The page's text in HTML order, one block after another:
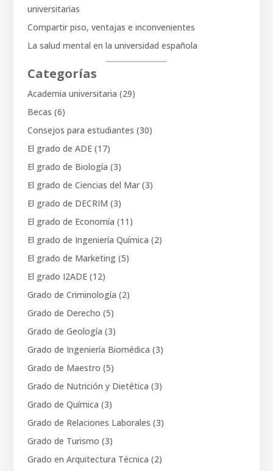
universitarias
Compartir piso, ventajas e inconvenientes
La salud mental en la universidad española
Categorías
Academia universitaria (29)
Becas (6)
Consejos para estudiantes (30)
El grado de ADE(17)
El grado de Biología (3)
El grado de Ciencias del Mar(3)
El grado de DECRIM (3)
El grado de Economía (11)
El grado de Ingeniería Química (2)
El grado de Marketing(5)
El grado I2ADE(12)
Grado de Criminología (2)
Grado de Derecho (5)
Grado de Geología (3)
Grado de Ingeniería Biomédica (3)
Grado de Maestro (5)
Grado de Nutrición y Dietética (3)
Grado de Química (3)
Grado de Relaciones Laborales (3)
Grado de Turismo (3)
Grado en Arquitectura Técnica (2)